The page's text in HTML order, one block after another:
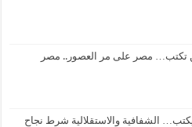
تكتب… مصر على مر العصور.. مصر
يكتب… الشفافية والاستقلالية شرط نجاح